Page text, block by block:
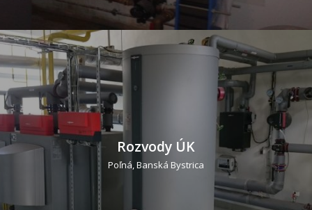
Rozvody ÚK
Poľná, Banská Bystrica